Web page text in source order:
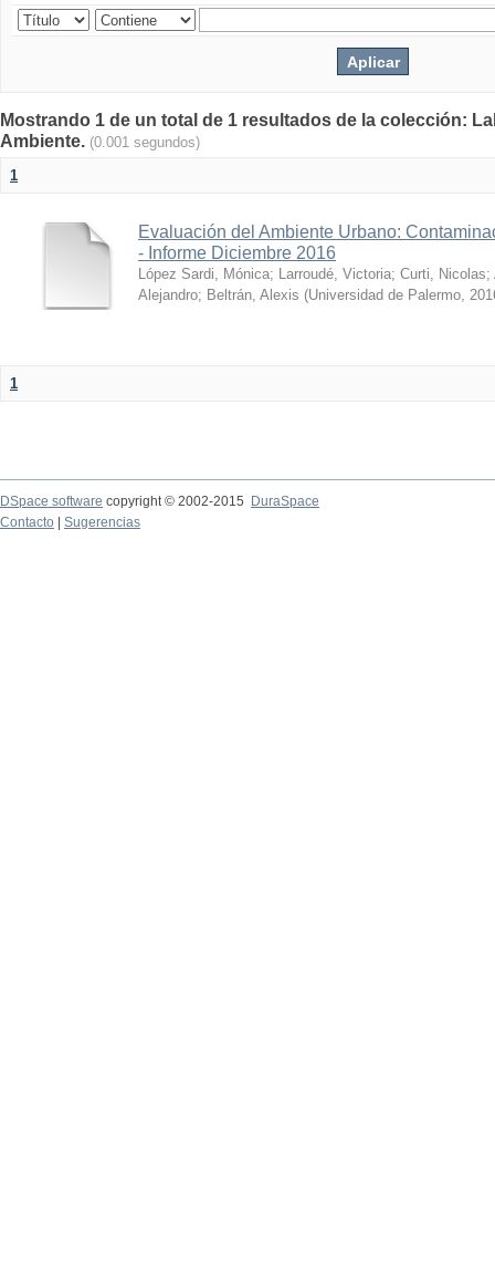
Mostrando 1 de un total de 1 resultados de la colección:
Ambiente. (0.001 segundos)
1
Evaluación del Ambiente Urbano:
- Informe Diciembre 2016
López Sardi, Mónica; Larroudé, Victoria; Curti, Nicolas;
Alejandro; Beltrán, Alexis (Universidad de Palermo,
1
DSpace software copyright © 2002-2015
DuraSpace
Contacto
Sugerencias